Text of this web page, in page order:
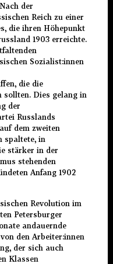
der
Reich zu einer
die ihren Höhepunkt
1903 erreichte.
Sozialist:innen
die die
sollten. Dies gelang in
der
Russlands
dem zweiten
spaltete, in
stärker in der
stehenden
Anfang 1902
Revolution im
Petersburger
andauernde
den Arbeiter:innen
der sich auch
Klassen